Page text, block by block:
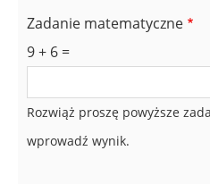
Zadanie matematyczne
9 + 6 =
Rozwiąż proszę powyższe
wprowadź wynik.